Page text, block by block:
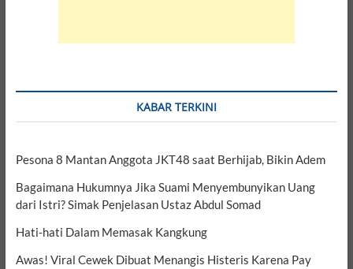
KABAR TERKINI
Pesona 8 Mantan Anggota JKT48 saat Berhijab, Bikin Adem
Bagaimana Hukumnya Jika Suami Menyembunyikan Uang
dari Istri? Simak Penjelasan Ustaz Abdul Somad
Hati-hati Dalam Memasak Kangkung
Awas! Viral Cewek Dibuat Menangis Histeris Karena Pay